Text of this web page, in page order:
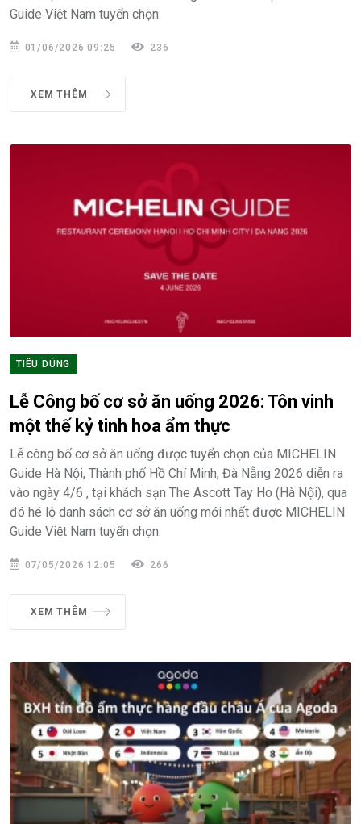
Guide Việt Nam tuyển chọn.
01/06/2026 09:25 236
XEM THÊM
TIÊU DÙNG
Lễ Công bố cơ sở ăn uống 2026: Tôn vinh
một thế kỷ tinh hoa ẩm thực
Lễ công bố cơ sở ăn uống được tuyển chọn của MICHELIN
Guide Hà Nội, Thành phố Hồ Chí Minh, Đà Nẵng 2026 diễn ra
vào ngày 4/6 , tại khách sạn The Ascott Tay Ho (Hà Nội), qua
đó hé lộ danh sách cơ sở ăn uống mới nhất được MICHELIN
Guide Việt Nam tuyển chọn.
07/05/2026 12:05 266
XEM THÊM